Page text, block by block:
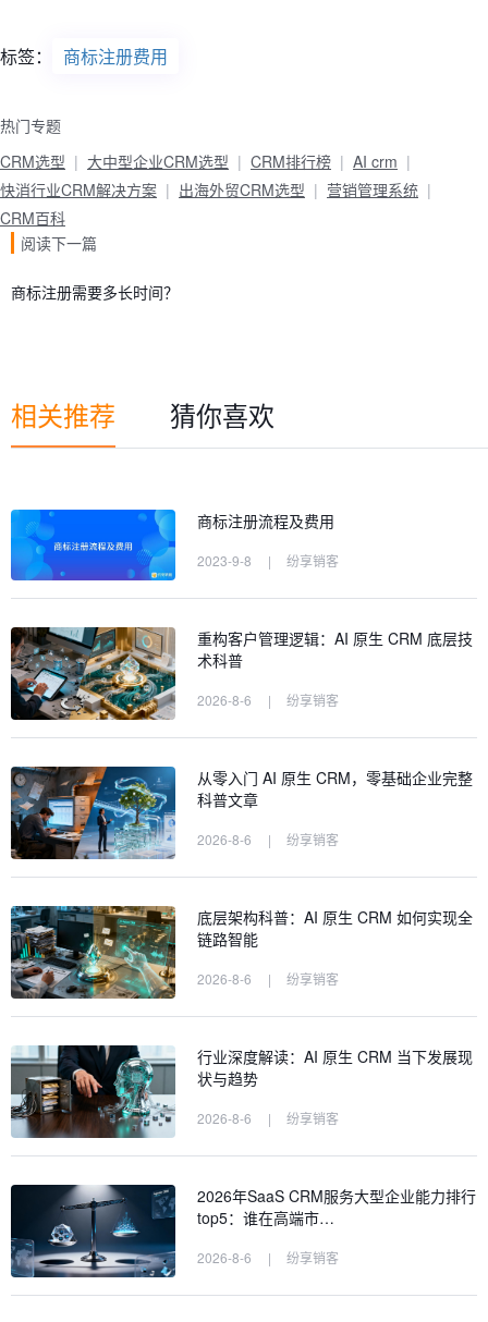
标签： 商标注册费用
热门专题
CRM选型
大中型企业CRM选型 CRM排行榜
AI crm
快消行业CRM解决方案
出海外贸CRM选型
营销管理系统
CRM百科
阅读下一篇
商标注册需要多长时间？
相关推荐 猜你喜欢
商标注册流程及费用
2023-9-8 | 纷享销客
重构客户管理逻辑：AI 原生 CRM 底层技
术科普
2026-8-6 | 纷享销客
从零入门 AI 原生 CRM，零基础企业完整
科普文章
2026-8-6 | 纷享销客
底层架构科普：AI 原生 CRM 如何实现全
链路智能
2026-8-6 | 纷享销客
行业深度解读：AI 原生 CRM 当下发展现
状与趋势
2026-8-6 | 纷享销客
2026年SaaS CRM服务大型企业能力排行
top5：谁在高端市…
2026-8-6 | 纷享销客